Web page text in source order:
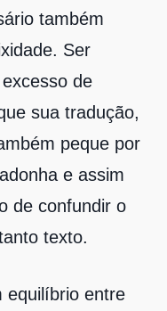
também
Ser
de
sua tradução,
peque por
e assim
de confundir o
texto.
equilíbrio entre